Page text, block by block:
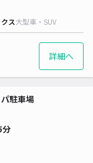
ス大型車・SUV
詳細へ
駐車場
分